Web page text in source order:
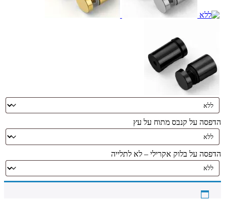
הדפסה על קנבס מתוח על עץ
הדפסה על בלוק אקרילי – לא לתלייה